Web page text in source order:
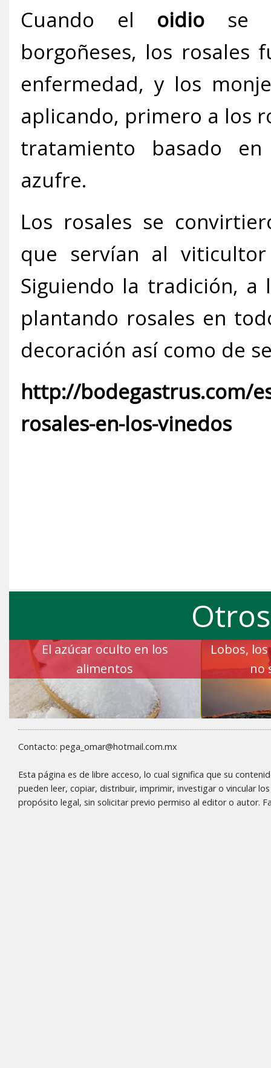
Cuando el oidio se
borgoñeses, los
enfermedad, y los
aplicando, primero a los
tratamiento basado
azufre.
Los rosales se
que servían al
Siguiendo la tradición,
plantando rosales en
decoración así como de
http://bodegastrus.com/
rosales-en-los-vinedos
El azúcar oculto en los
alimentos
Lobos,
no
Contacto: pega_omar@hotmail.com.mx
Esta página es de libre acceso, lo cual significa que su
pueden leer, copiar, distribuir, imprimir, investigar o vincular
propósito legal, sin solicitar previo permiso al editor o autor.